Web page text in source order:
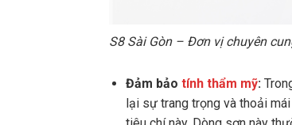
S8 Sài Gòn – Đơn vị chuyên
Đảm bảo tính thẩm mỹ:
lại sự trang trọng và thoải